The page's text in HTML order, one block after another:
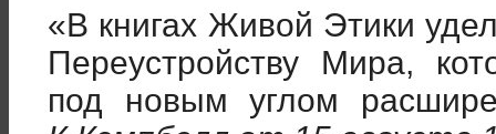
«В книгах Живой Этики
Переустройству Мира,
под новым углом